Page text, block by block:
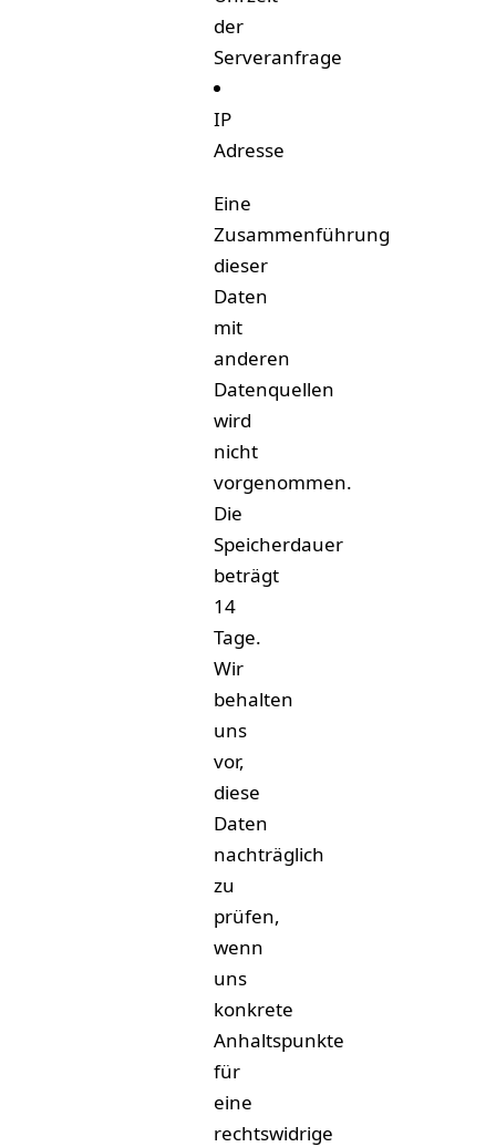
der
Serveranfrage
IP
Adresse
Eine
Zusammenführung
dieser
Daten
mit
anderen
Datenquellen
wird
nicht
vorgenommen.
Die
Speicherdauer
beträgt
14
Tage.
Wir
behalten
uns
vor,
diese
Daten
nachträglich
zu
prüfen,
wenn
uns
konkrete
Anhaltspunkte
für
eine
rechtswidrige